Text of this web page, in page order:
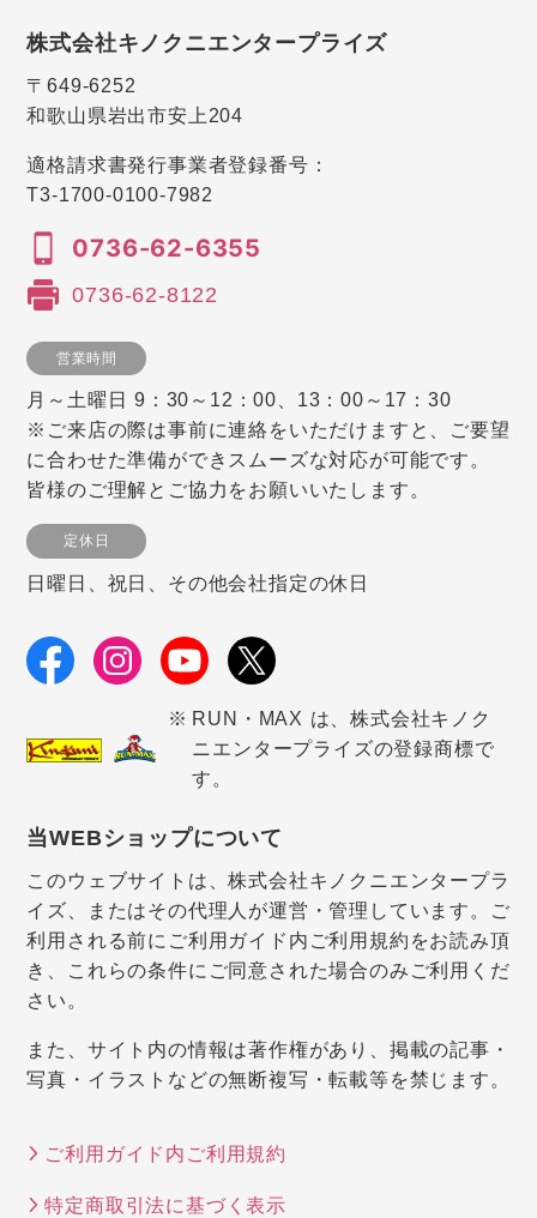
株式会社キノクニエンタープライズ
〒649-6252
和歌山県岩出市安上204
適格請求書発行事業者登録番号：
T3-1700-0100-7982
0736-62-6355
0736-62-8122
営業時間
月～土曜日 9：30～12：00、13：00～17：30
※ご来店の際は事前に連絡をいただけますと、ご要望
に合わせた準備ができスムーズな対応が可能です。
皆様のご理解とご協力をお願いいたします。
定休日
日曜日、祝日、その他会社指定の休日
RUN・MAX は、株式会社キノク
ニエンタープライズの登録商標で
す。
当WEBショップについて
このウェブサイトは、株式会社キノクニエンタープラ
イズ、またはその代理人が運営・管理しています。ご
利用される前にご利用ガイド内ご利用規約をお読み頂
き、これらの条件にご同意された場合のみご利用くだ
さい。
また、サイト内の情報は著作権があり、掲載の記事・
写真・イラストなどの無断複写・転載等を禁じます。
ご利用ガイド内ご利用規約
特定商取引法に基づく表示